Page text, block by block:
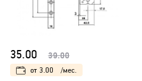
35.00 39.00
от 3.00 /мес.